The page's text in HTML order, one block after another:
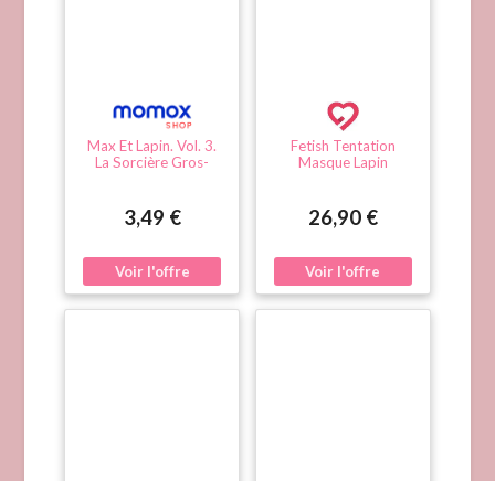
Max Et Lapin. Vol. 3.
La Sorcière Gros-
3,49 €
Fetish Tentation
Masque Lapin
26,90 €